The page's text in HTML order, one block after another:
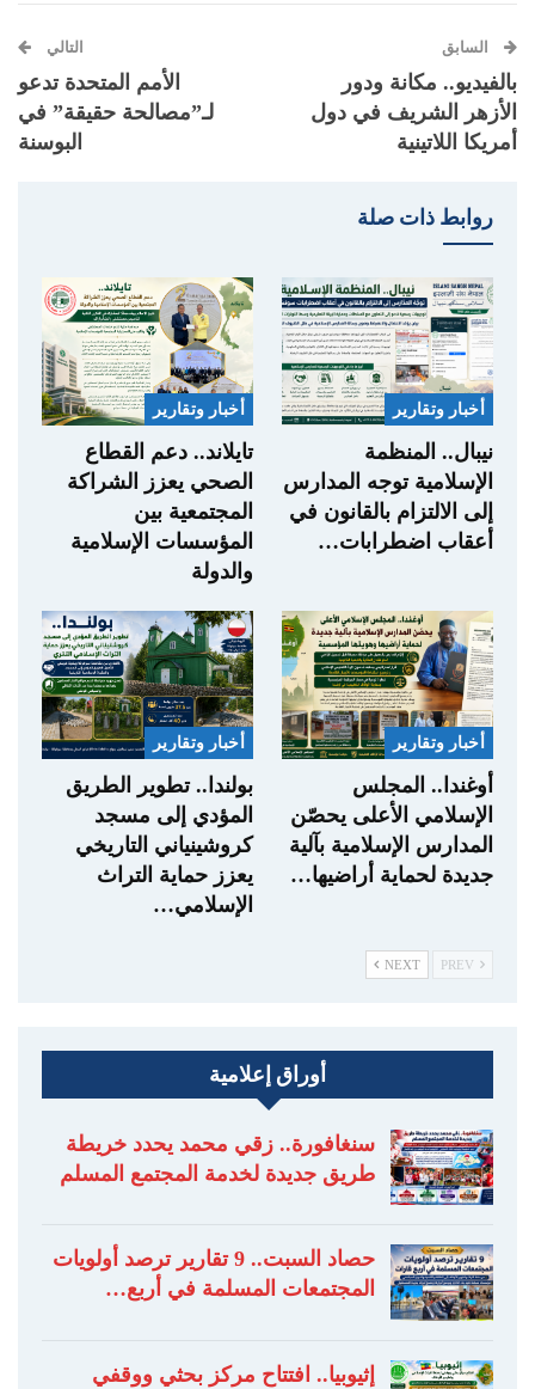
السابق
بالفيديو.. مكانة ودور
الأزهر الشريف في دول
أمريكا اللاتينية
التالي
الأمم المتحدة تدعو
لـ”مصالحة حقيقة” في
البوسنة
روابط ذات صلة
أخبار وتقارير
نيبال.. المنظمة
الإسلامية توجه المدارس
إلى الالتزام بالقانون في
أعقاب اضطرابات…
أخبار وتقارير
تايلاند.. دعم القطاع
الصحي يعزز الشراكة
المجتمعية بين
المؤسسات الإسلامية
والدولة
أخبار وتقارير
أوغندا.. المجلس
الإسلامي الأعلى يحصّن
المدارس الإسلامية بآلية
جديدة لحماية أراضيها…
أخبار وتقارير
بولندا.. تطوير الطريق
المؤدي إلى مسجد
كروشينياني التاريخي
يعزز حماية التراث
الإسلامي…
NEXT
أوراق إعلامية
سنغافورة.. زقي محمد يحدد خريطة
طريق جديدة لخدمة المجتمع المسلم
حصاد السبت.. 9 تقارير ترصد أولويات
المجتمعات المسلمة في أربع…
إثيوبيا.. افتتاح مركز بحثي ووقفي